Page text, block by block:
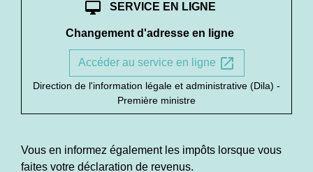
desktop_mac SERVICE EN LIGNE
Changement d'adresse en ligne
Accéder au service en ligne open_in_new
Direction de l'information légale et administrative (Dila) -
Première ministre
Vous en informez également les impôts lorsque vous
faites votre déclaration de revenus.